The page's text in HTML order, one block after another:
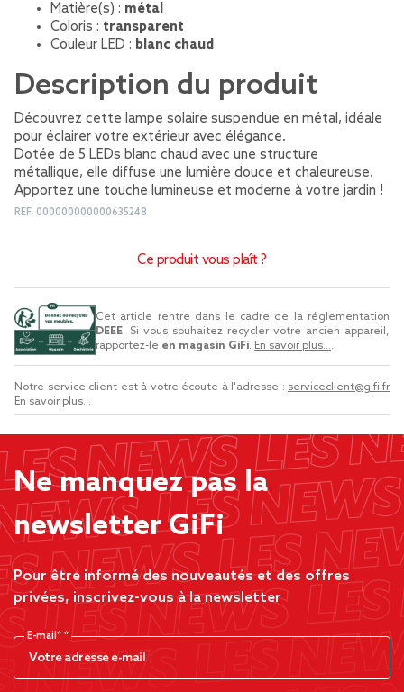
Matière(s) : métal
Coloris : transparent
Couleur LED : blanc chaud
Description du produit
Découvrez cette lampe solaire suspendue en métal, idéale
pour éclairer votre extérieur avec élégance.
Dotée de 5 LEDs blanc chaud avec une structure
métallique, elle diffuse une lumière douce et chaleureuse.
Apportez une touche lumineuse et moderne à votre jardin !
REF. 000000000000635248
Ce produit vous plaît ?
Cet article rentre dans le cadre de la réglementation
DEEE. Si vous souhaitez recycler votre ancien appareil,
rapportez-le en magasin GiFi. En savoir plus....
Notre service client est à votre écoute à l'adresse : serviceclient@gifi.fr
En savoir plus...
Ne manquez pas la
newsletter GiFi
Pour être informé des nouveautés et des offres
privées, inscrivez-vous à la newsletter
E-mail*